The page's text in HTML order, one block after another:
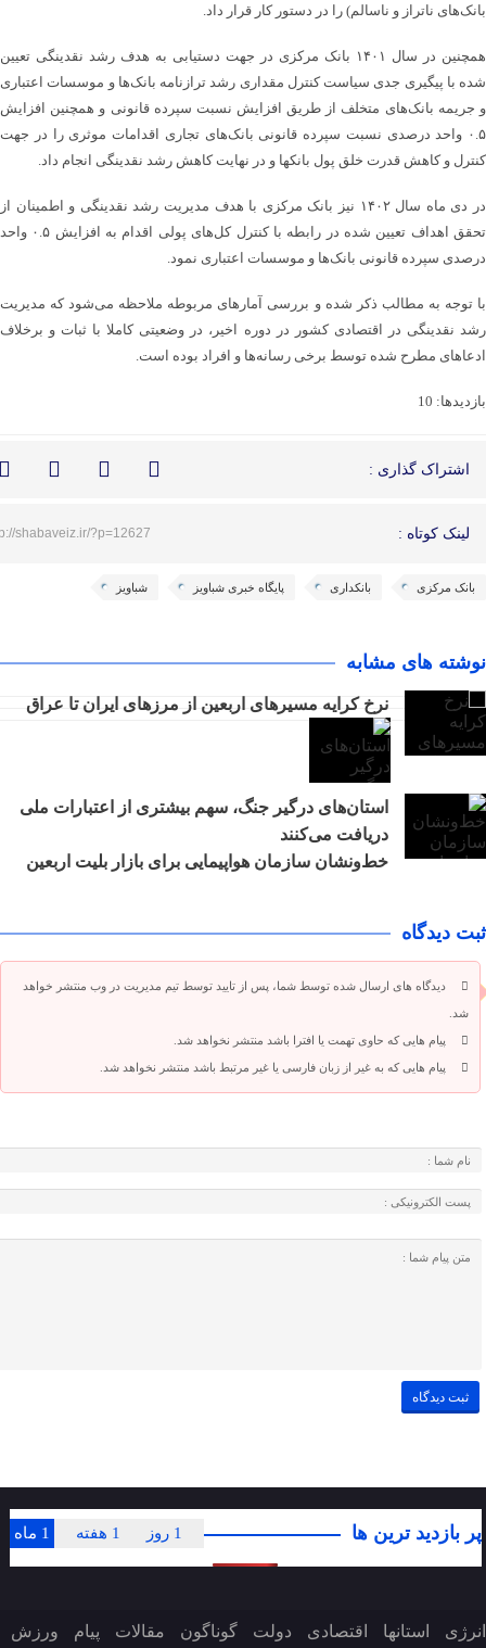
بانک‌های ناتراز و ناسالم) را در دستور کار قرار داد.
همچنین در سال ۱۴۰۱ بانک مرکزی در جهت دستیابی به هدف رشد نقدینگی تعیین
شده با پیگیری جدی سیاست کنترل مقداری رشد ترازنامه بانک‌ها و موسسات اعتباری
و جریمه بانک‌های متخلف از طریق افزایش نسبت سپرده قانونی و همچنین افزایش
۰.۵ واحد درصدی نسبت سپرده قانونی بانک‌های تجاری اقدامات موثری را در جهت
کنترل و کاهش قدرت خلق پول بانکها و در نهایت کاهش رشد نقدینگی انجام داد.
در دی ماه سال ۱۴۰۲ نیز بانک مرکزی با هدف مدیریت رشد نقدینگی و اطمینان از
تحقق اهداف تعیین شده در رابطه با کنترل کل‌های پولی اقدام به افزایش ۰.۵ واحد
درصدی سپرده قانونی بانک‌ها و موسسات اعتباری نمود.
با توجه به مطالب ذکر شده و بررسی آمارهای مربوطه ملاحظه می‌شود که مدیریت
رشد نقدینگی در اقتصادی کشور در دوره اخیر، در وضعیتی کاملا با ثبات و برخلاف
ادعاهای مطرح شده توسط برخی رسانه‌ها و افراد بوده است.
بازدیدها: 10
اشتراک گذاری :
لینک کوتاه : shabaveiz.ir/?p=12627
بانک مرکزی بانکداری پایگاه خبری شباویز شباویز
نوشته های مشابه
نرخ کرایه مسیرهای اربعین از مرزهای ایران تا عراق
استان‌های درگیر جنگ، سهم بیشتری از اعتبارات ملی
دریافت می‌کنند
خط‌ونشان سازمان هواپیمایی برای بازار بلیت اربعین
ثبت دیدگاه
دیدگاه های ارسال شده توسط شما، پس از تایید توسط تیم مدیریت در وب منتشر خواهد
شد.
پیام هایی که حاوی تهمت یا افترا باشد منتشر نخواهد شد.
پیام هایی که به غیر از زبان فارسی یا غیر مرتبط باشد منتشر نخواهد شد.
پر بازدید ترین ها 1 ماه 1 هفته 1 روز
انرژی استانها اقتصادی دولت گوناگون مقالات پیام ورزش